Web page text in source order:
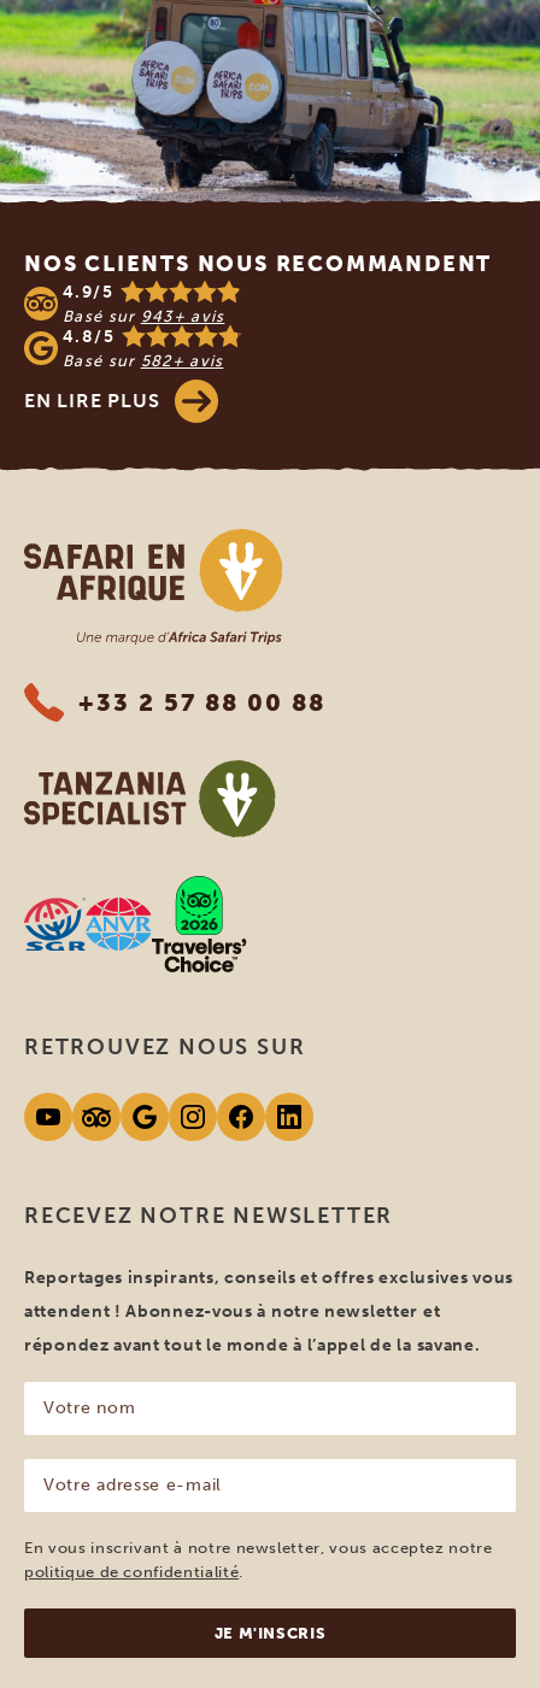
NOS CLIENTS NOUS RECOMMANDENT
4.9/5
Basé sur 943+ avis
4.8/5
Basé sur 582+ avis
EN LIRE PLUS
Safari en Afrique
+33 2 57 88 00 88
RECEVEZ NOTRE NEWSLETTER
Reportages inspirants, conseils et offres exclusives vous
attendent ! Abonnez-vous à notre newsletter et
répondez avant tout le monde à l’appel de la savane.
nom
(Nécessaire)
adresse
e-
mail
(Nécessaire)
En vous inscrivant à notre newsletter, vous acceptez notre
politique de confidentialité.
RETROUVEZ NOUS SUR